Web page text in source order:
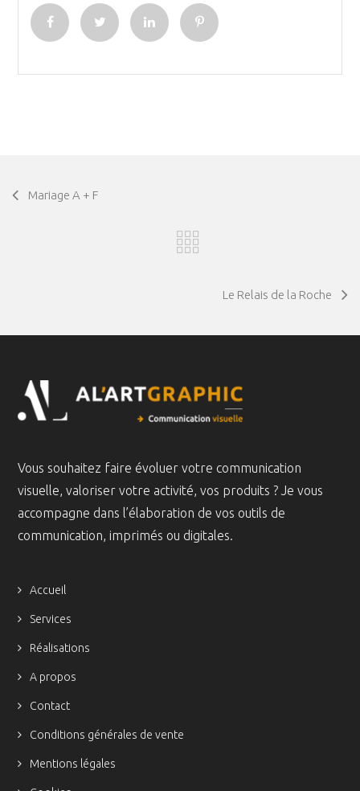
Mariage A + F
Le Relais de la Roche
Vous souhaitez faire évoluer votre communication
visuelle, valoriser votre activité, vos produits ? Je vous
accompagne dans l’élaboration de vos outils de
communication, imprimés ou digitales.
Accueil
Services
Réalisations
A propos
Contact
Conditions générales de vente
Mentions légales